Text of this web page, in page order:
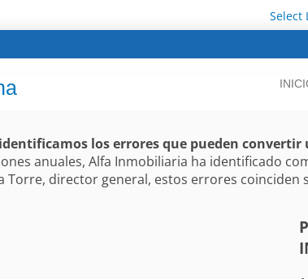
Select
los errores que pueden
anuales, Alfa Inmobiliaria ha identificado
Torre, director general, estos errores